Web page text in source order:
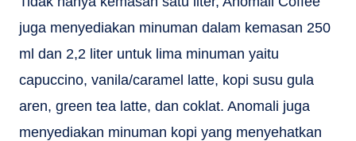
juga menyediakan minuman dalam kemasan 250
ml dan 2,2 liter untuk lima minuman yaitu
capuccino, vanila/caramel latte, kopi susu gula
aren, green tea latte, dan coklat. Anomali juga
menyediakan minuman kopi yang menyehatkan